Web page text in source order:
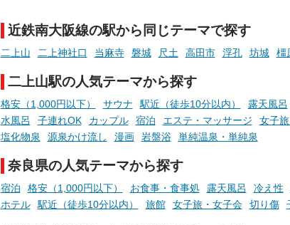
います。
現地取材記事もあわせて紹介し
ていますので、気になる施設は
ぜひチェックして次のおでかけ
先の参考にしてみてください
ね。
手相やタロットなど気軽に
める占いで、“ととのう”お
時間を、もっと特別に。
近鉄南大阪線の駅から同じテーマで探す
二上山 二上神社口 当麻寺 磐城 尺土 高田市 浮孔 坊城 橿
二上山駅の人気テーマから探す
格安（1,000円以下） サウナ 駅近（徒歩10分以内） 露天風呂
水風呂
子連れOK カップル 宿泊 エステ・マッサージ 女子
塩化物泉
源泉かけ流し 漫画 岩盤浴 単純温泉・単純泉
奈良県の人気テーマから探す
宿泊 格安（1,000円以下） お食事・食事処 露天風呂 冷え性
ホテル
駅近（徒歩10分以内） 旅館 女子旅・女子会 切り傷